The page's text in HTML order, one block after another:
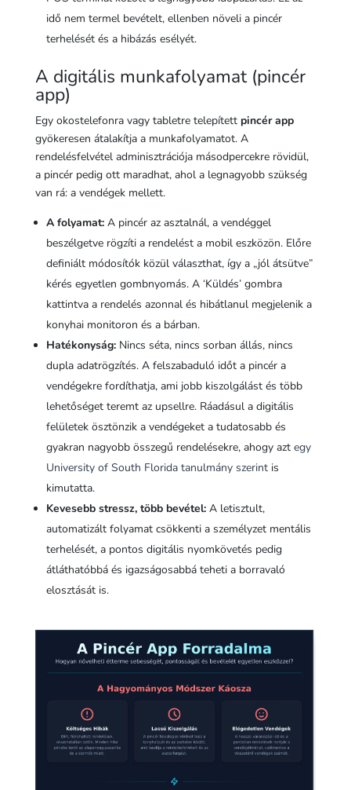
idő nem termel bevételt, ellenben növeli a pincér
terhelését és a hibázás esélyét.
A digitális munkafolyamat (pincér
app)
Egy okostelefonra vagy tabletre telepített pincér app
gyökeresen átalakítja a munkafolyamatot. A
rendelésfelvétel adminisztrációja másodpercekre rövidül,
a pincér pedig ott maradhat, ahol a legnagyobb szükség
van rá: a vendégek mellett.
A folyamat:A pincér az asztalnál, a vendéggel
beszélgetve rögzíti a rendelést a mobil eszközön. Előre
definiált módosítók közül választhat, így a „jól átsütve”
kérés egyetlen gombnyomás. A ‘Küldés’ gombra
kattintva a rendelés azonnal és hibátlanul megjelenik a
konyhai monitoron és a bárban.
Hatékonyság:Nincs séta, nincs sorban állás, nincs
dupla adatrögzítés. A felszabaduló időt a pincér a
vendégekre fordíthatja, ami jobb kiszolgálást és több
lehetőséget teremt az upsellre. Ráadásul a digitális
felületek ösztönzik a vendégeket a tudatosabb és
gyakran nagyobb összegű rendelésekre, ahogy azt egy
University of South Florida tanulmány szerintis
kimutatta.
Kevesebb stressz, több bevétel:A letisztult,
automatizált folyamat csökkenti a személyzet mentális
terhelését, a pontos digitális nyomkövetés pedig
átláthatóbbá és igazságosabbá teheti a borravaló
elosztását is.